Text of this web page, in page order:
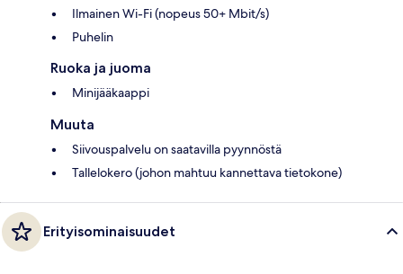
Ilmainen Wi-Fi (nopeus 50+ Mbit/s)
Puhelin
Ruoka ja juoma
Minijääkaappi
Muuta
Siivouspalvelu on saatavilla pyynnöstä
Tallelokero (johon mahtuu kannettava tietokone)
Erityisominaisuudet